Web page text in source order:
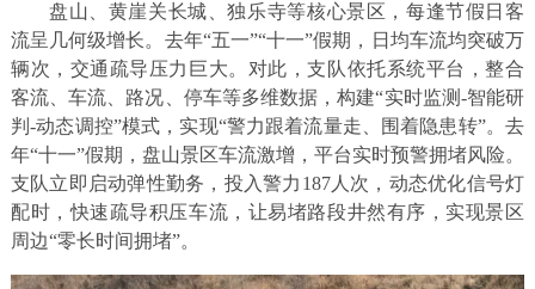
盘山、黄崖关长城、独乐寺等核心景区，每逢节假日客
流呈几何级增长。去年“五一”“十一”假期，日均车流均突破万
辆次，交通疏导压力巨大。对此，支队依托系统平台，整合
客流、车流、路况、停车等多维数据，构建“实时监测-智能研
判-动态调控”模式，实现“警力跟着流量走、围着隐患转”。去
年“十一”假期，盘山景区车流激增，平台实时预警拥堵风险。
支队立即启动弹性勤务，投入警力187人次，动态优化信号灯
配时，快速疏导积压车流，让易堵路段井然有序，实现景区
周边“零长时间拥堵”。